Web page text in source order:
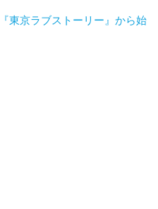
東京ラブストーリー』から始